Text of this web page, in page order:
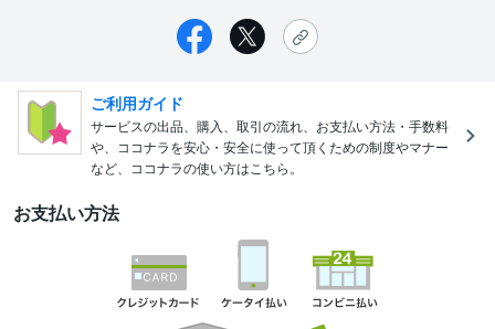
ご利用ガイド
サービスの出品、購入、取引の流れ、お支払い方法・手数料
や、ココナラを安心・安全に使って頂くための制度やマナー
など、ココナラの使い方はこちら。
お支払い方法